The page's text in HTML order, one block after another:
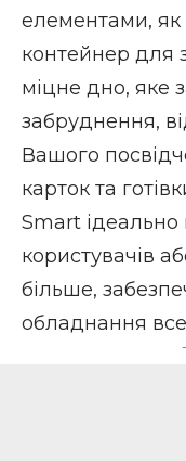
елементами, як
контейнер для
міцне дно, яке
забруднення,
Вашого
карток та
Smart ідеально
користувачів
більше,
обладнання